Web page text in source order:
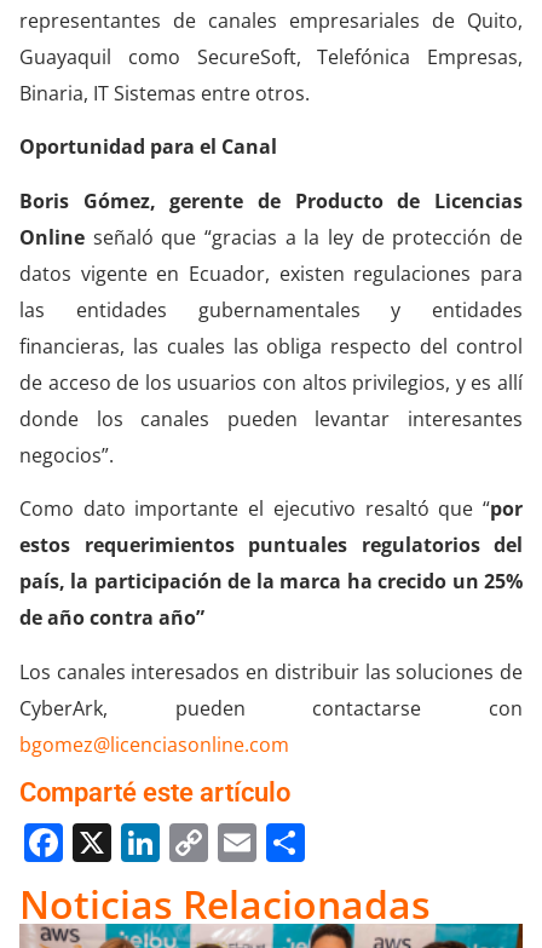
representantes de canales empresariales de Quito,
Guayaquil como SecureSoft, Telefónica Empresas,
Binaria, IT Sistemas entre otros.
Oportunidad para el Canal
Boris Gómez, gerente de Producto de Licencias
Online señaló que “gracias a la ley de protección de
datos vigente en Ecuador, existen regulaciones para
las entidades gubernamentales y entidades
financieras, las cuales las obliga respecto del control
de acceso de los usuarios con altos privilegios, y es allí
donde los canales pueden levantar interesantes
negocios”.
Como dato importante el ejecutivo resaltó que “por
estos requerimientos puntuales regulatorios del
país, la participación de la marca ha crecido un 25%
de año contra año”
Los canales interesados en distribuir las soluciones de
CyberArk, pueden contactarse con
bgomez@licenciasonline.com
Comparté este artículo
Facebook
X LinkedIn
Copy
Link
Email
Noticias Relacionadas